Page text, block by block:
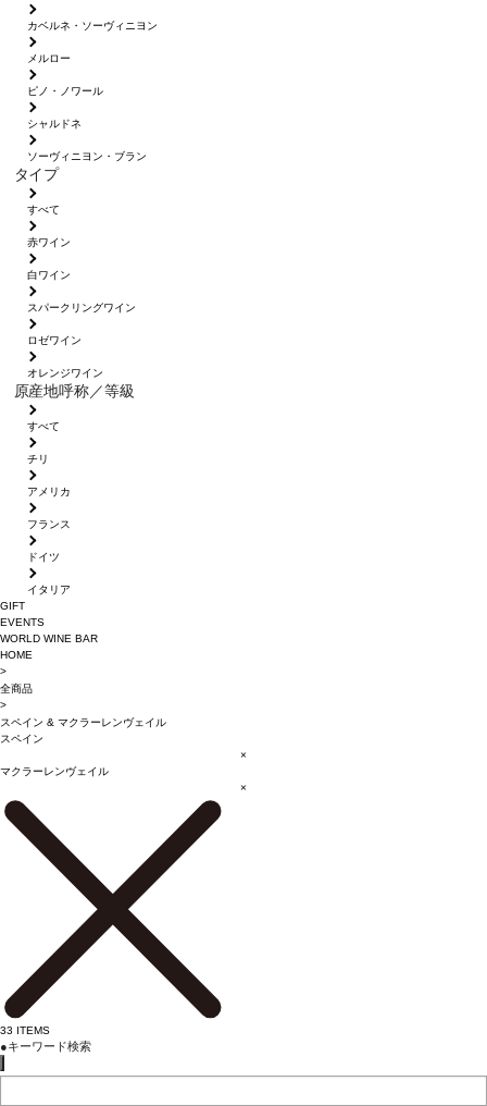
カベルネ・ソーヴィニヨン
メルロー
ピノ・ノワール
シャルドネ
ソーヴィニヨン・ブラン
タイプ
すべて
赤ワイン
白ワイン
スパークリングワイン
ロゼワイン
オレンジワイン
原産地呼称／等級
すべて
チリ
アメリカ
フランス
ドイツ
イタリア
GIFT
EVENTS
WORLD WINE BAR
HOME
>
全商品
>
スペイン & マクラーレンヴェイル
スペイン
×
マクラーレンヴェイル
×
33 ITEMS
●キーワード検索